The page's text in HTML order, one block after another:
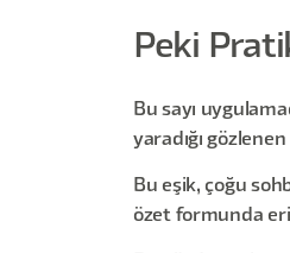
Peki
Bu sayı
yaradığı
Bu eşik, çoğu
özet formunda